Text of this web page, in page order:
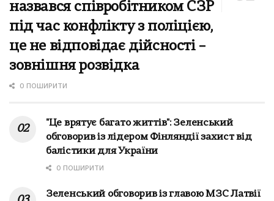
назвався співробітником СЗР
під час конфлікту з поліцією,
це не відповідає дійсності –
зовнішня розвідка
0 ПОШИРИТИ
"Це врятує багато життів": Зеленський
обговорив із лідером Фінляндії захист від
балістики для України
0 ПОШИРИТИ
Зеленський обговорив із главою МЗС Латвії